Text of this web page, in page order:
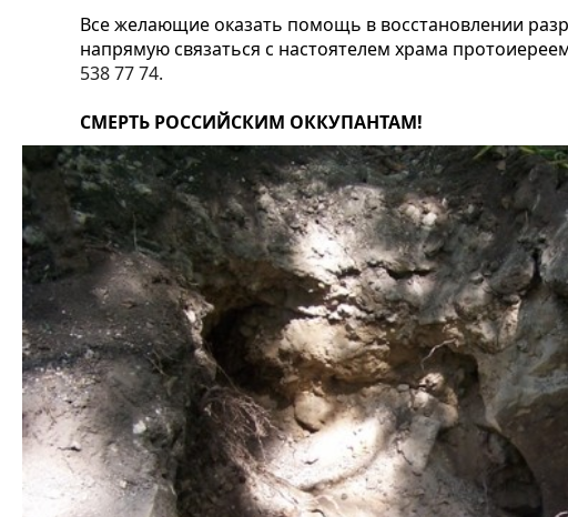
Все желающие оказать помощь в восстановлении
напрямую связаться с настоятелем храма
538 77 74.
СМЕРТЬ РОССИЙСКИМ ОККУПАНТАМ!